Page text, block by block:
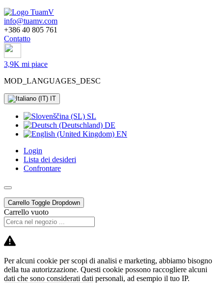
info@tuamv.com
+386 40 805 761
Contatto
3,9K mi piace
MOD_LANGUAGES_DESC
IT
SL
DE
EN
Login
Lista dei desideri
Confrontare
Carrello Toggle Dropdown
Carrello vuoto
Per alcuni cookie per scopi di analisi e marketing, abbiamo bisogno
della tua autorizzazione. Questi cookie possono raccogliere alcuni
dati che sono considerati dati personali, ad esempio il tuo IP.